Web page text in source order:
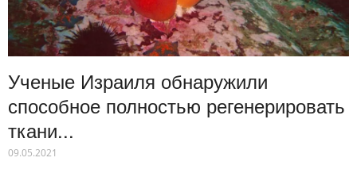
Ученые Израиля обнаружили
способное полностью регенерировать
ткани...
09.05.2021